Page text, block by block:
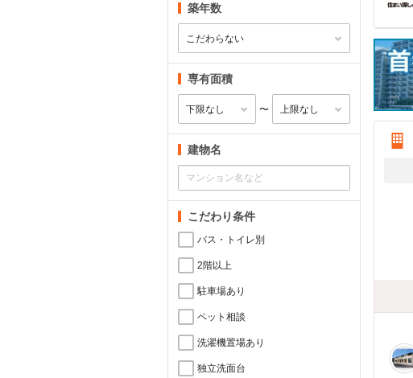
築年数
専有面積
〜
建物名
こだわり条件
バス・トイレ別
2階以上
駐車場あり
ペット相談
洗濯機置場あり
独立洗面台